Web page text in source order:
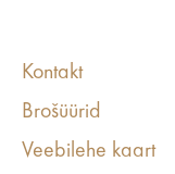
Kontakt
Brošüürid
Veebilehe kaart